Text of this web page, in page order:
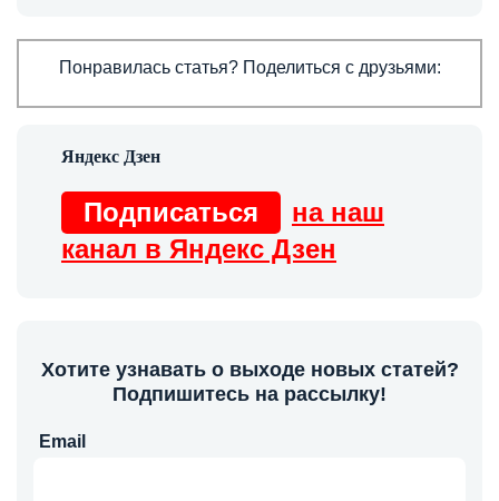
Понравилась статья? Поделиться с друзьями:
Подписаться
на наш
канал в Яндекс Дзен
Хотите узнавать о выходе новых статей?
Подпишитесь на рассылку!
Email